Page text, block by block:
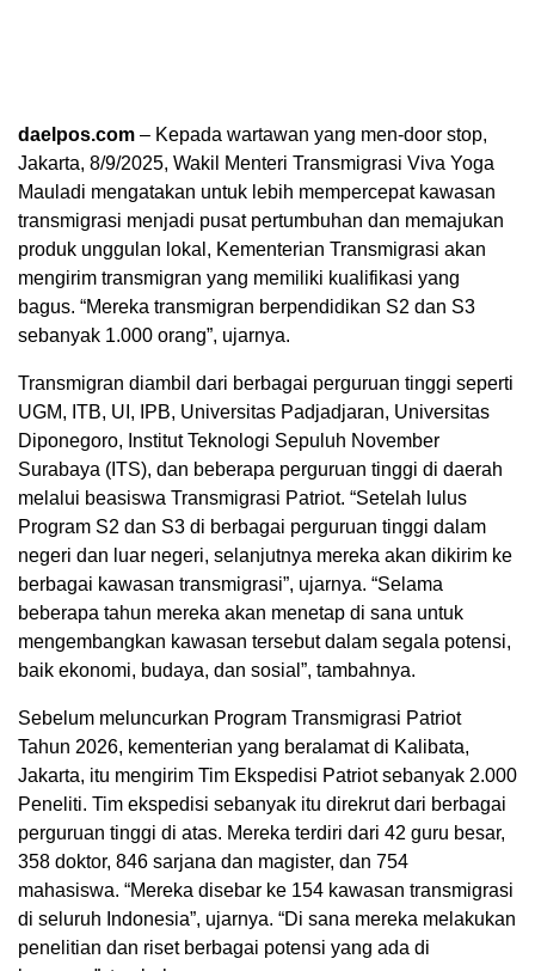
daelpos.com – Kepada wartawan yang men-door stop,
Jakarta, 8/9/2025, Wakil Menteri Transmigrasi Viva Yoga
Mauladi mengatakan untuk lebih mempercepat kawasan
transmigrasi menjadi pusat pertumbuhan dan memajukan
produk unggulan lokal, Kementerian Transmigrasi akan
mengirim transmigran yang memiliki kualifikasi yang
bagus. “Mereka transmigran berpendidikan S2 dan S3
sebanyak 1.000 orang”, ujarnya.
Transmigran diambil dari berbagai perguruan tinggi seperti
UGM, ITB, UI, IPB, Universitas Padjadjaran, Universitas
Diponegoro, Institut Teknologi Sepuluh November
Surabaya (ITS), dan beberapa perguruan tinggi di daerah
melalui beasiswa Transmigrasi Patriot. “Setelah lulus
Program S2 dan S3 di berbagai perguruan tinggi dalam
negeri dan luar negeri, selanjutnya mereka akan dikirim ke
berbagai kawasan transmigrasi”, ujarnya. “Selama
beberapa tahun mereka akan menetap di sana untuk
mengembangkan kawasan tersebut dalam segala potensi,
baik ekonomi, budaya, dan sosial”, tambahnya.
Sebelum meluncurkan Program Transmigrasi Patriot
Tahun 2026, kementerian yang beralamat di Kalibata,
Jakarta, itu mengirim Tim Ekspedisi Patriot sebanyak 2.000
Peneliti. Tim ekspedisi sebanyak itu direkrut dari berbagai
perguruan tinggi di atas. Mereka terdiri dari 42 guru besar,
358 doktor, 846 sarjana dan magister, dan 754
mahasiswa. “Mereka disebar ke 154 kawasan transmigrasi
di seluruh Indonesia”, ujarnya. “Di sana mereka melakukan
penelitian dan riset berbagai potensi yang ada di